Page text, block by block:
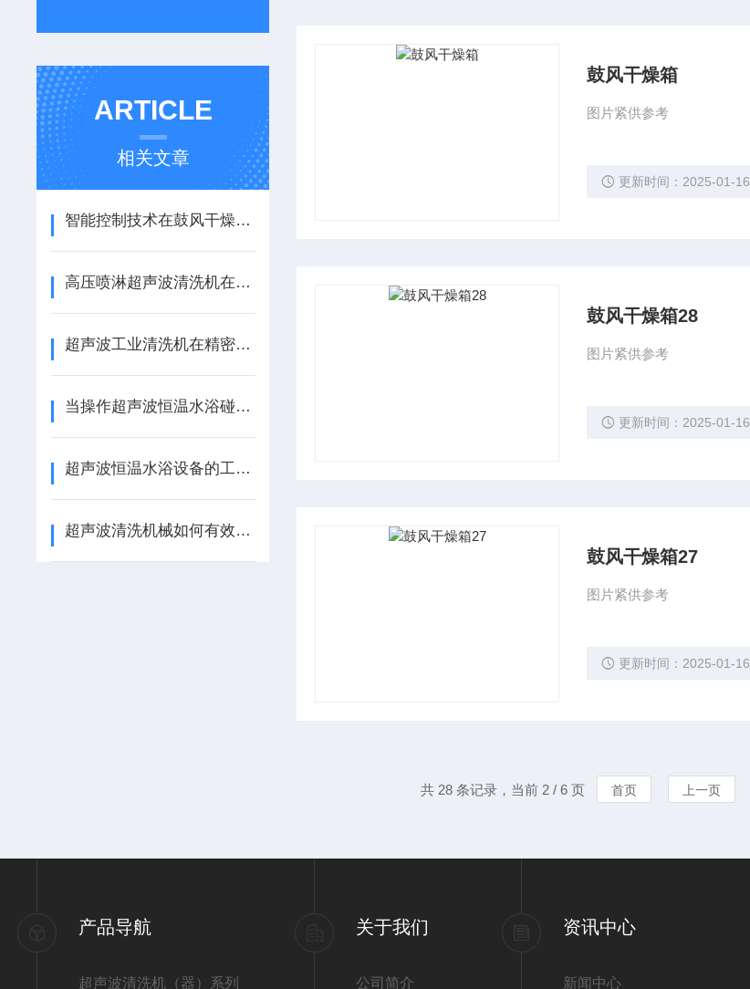
ARTICLE
相关文章
智能控制技术在鼓风干燥箱中的应用与发展
高压喷淋超声波清洗机在工业维护中的重要角色
超声波工业清洗机在精密部件清洗中的关键作用
当操作超声波恒温水浴碰到这些问题，怎么解决
超声波恒温水浴设备的工作原理与应用领域概述
超声波清洗机械如何有效去除油污与杂质？
鼓风干燥箱
图片紧供参考
更新时间：2025-01-16
鼓风干燥箱28
图片紧供参考
更新时间：2025-01-16
鼓风干燥箱27
图片紧供参考
更新时间：2025-01-16
共 28 条记录，当前 2 / 6 页 首页 上一页
产品导航
超声波清洗机（器）系列
关于我们
公司简介
资讯中心
新闻中心